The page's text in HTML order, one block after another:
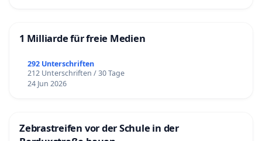
1 Milliarde für freie Medien
292 Unterschriften
212 Unterschriften / 30 Tage
24 Jun 2026
Zebrastreifen vor der Schule in der